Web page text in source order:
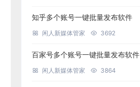
知乎多个账号一键批量发布软件
闲人新媒体管家 3692
百家号多个账号一键批量发布软件
闲人新媒体管家 3864